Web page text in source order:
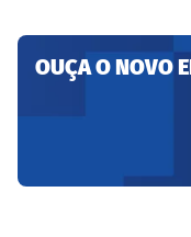
OUÇA O NOVO